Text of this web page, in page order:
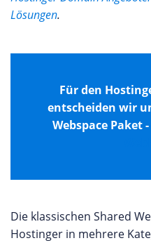
Lösungen.
Für den
entscheiden wir
Webspace Paket
Die klassischen Shared
Hostinger in mehrere